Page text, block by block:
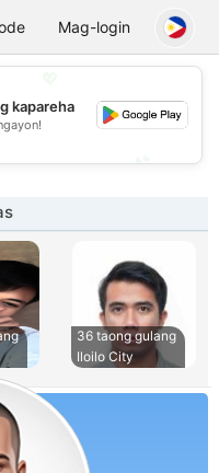
ChatMag-login
kapareha
36 taong gulang
Iloilo City